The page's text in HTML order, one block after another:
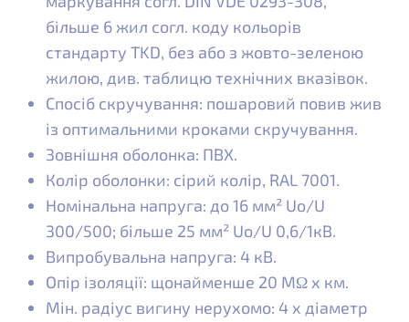
більше 6 жил согл. коду кольорів
стандарту TKD, без або з жовто-зеленою
жилою, див. таблицю технічних вказівок.
Спосіб скручування: пошаровий повив жив
із оптимальними кроками скручування.
Зовнішня оболонка: ПВХ.
Колір оболонки: сірий колір, RAL 7001.
Номінальна напруга: до 16 мм² Uo/U
300/500; більше 25 мм² Uo/U 0,6/1кВ.
Випробувальна напруга: 4 кВ.
Опір ізоляції: щонайменше 20 MΩ x км.
Мін. радіус вигину нерухомо: 4 x діаметр